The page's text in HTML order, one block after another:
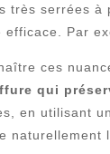
très serrées à
efficace. Par
ces
qui
en utilisant
naturellement